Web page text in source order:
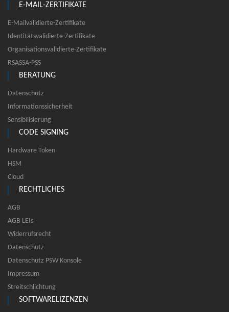
E-MAIL-ZERTIFIKATE
E-Mailvalidierte-Zertifikate
Identitätsvalidierte-Zertifikate
Organisationsvalidierte-Zertifikate
RSASSA-PSS
BERATUNG
Datenschutz
Informationssicherheit
Sensibilisierung
CODE SIGNING
Hardware Token
HSM
Cloud
RECHTLICHES
AGB
AGB LEIs
Widerrufsrecht
Datenschutz
Datenschutz PSW Konsole
Impressum
Streitschlichtung
SOFTWARELIZENZEN